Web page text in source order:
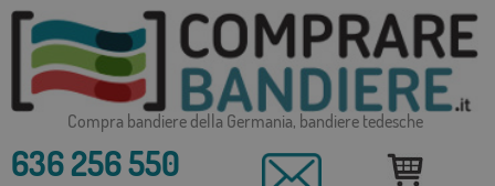
Compra bandiere della Germania, bandiere tedesche
636 256 550